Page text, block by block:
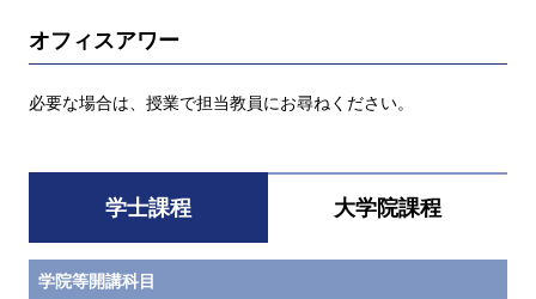
オフィスアワー
必要な場合は、授業で担当教員にお尋ねください。
学士課程 大学院課程
学院等開講科目